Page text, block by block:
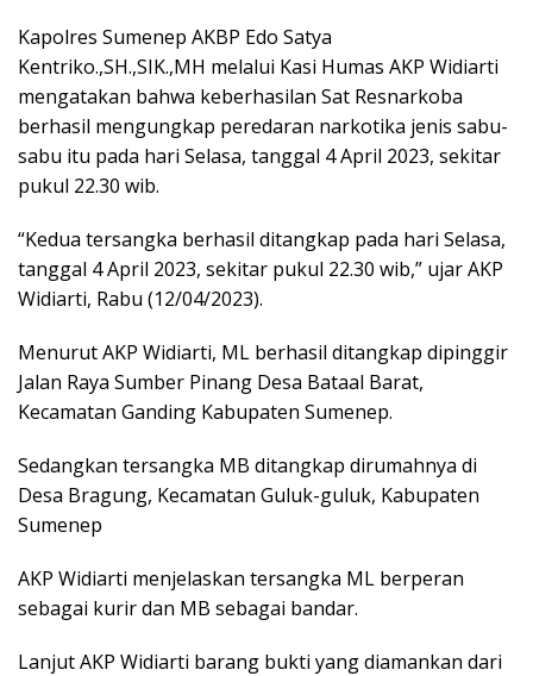
Kapolres Sumenep AKBP Edo Satya
Kentriko.,SH.,SIK.,MH melalui Kasi Humas AKP Widiarti
mengatakan bahwa keberhasilan Sat Resnarkoba
berhasil mengungkap peredaran narkotika jenis sabu-
sabu itu pada hari Selasa, tanggal 4 April 2023, sekitar
pukul 22.30 wib.
“Kedua tersangka berhasil ditangkap pada hari Selasa,
tanggal 4 April 2023, sekitar pukul 22.30 wib,” ujar AKP
Widiarti, Rabu (12/04/2023).
Menurut AKP Widiarti, ML berhasil ditangkap dipinggir
Jalan Raya Sumber Pinang Desa Bataal Barat,
Kecamatan Ganding Kabupaten Sumenep.
Sedangkan tersangka MB ditangkap dirumahnya di
Desa Bragung, Kecamatan Guluk-guluk, Kabupaten
Sumenep
AKP Widiarti menjelaskan tersangka ML berperan
sebagai kurir dan MB sebagai bandar.
Lanjut AKP Widiarti barang bukti yang diamankan dari